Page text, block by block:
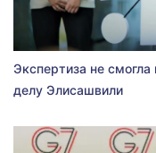
Экспертиза не
делу Элисашвили